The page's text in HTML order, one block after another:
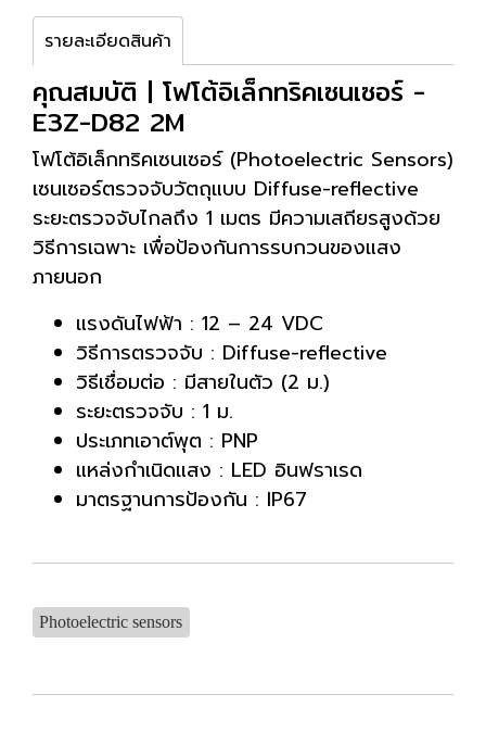
รายละเอียดสินค้า
คุณสมบัติ | โฟโต้อิเล็กทริคเซนเซอร์ -
E3Z-D82 2M
โฟโต้อิเล็กทริคเซนเซอร์ (Photoelectric Sensors)
เซนเซอร์ตรวจจับวัตถุแบบ Diffuse-reflective
ระยะตรวจจับไกลถึง 1 เมตร มีความเสถียรสูงด้วย
วิธีการเฉพาะ เพื่อป้องกันการรบกวนของแสง
ภายนอก
แรงดันไฟฟ้า : 12 – 24 VDC
วิธีการตรวจจับ : Diffuse-reflective
วิธีเชื่อมต่อ : มีสายในตัว (2 ม.)
ระยะตรวจจับ : 1 ม.
ประเภทเอาต์พุต : PNP
แหล่งกำเนิดแสง : LED อินฟราเรด
มาตรฐานการป้องกัน : IP67
Photoelectric sensors